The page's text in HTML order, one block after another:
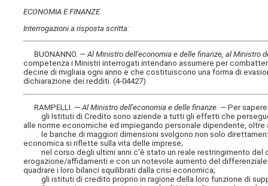
ECONOMIA E FINANZE
Interrogazioni a risposta scritta:
BUONANNO. —Al Ministro dell'economia e delle finanze, al Ministro
competenza i Ministri interrogati intendano assumere per
decine di migliaia ogni anno e che costituiscono una forma di
dichiarazione dei redditi. (4-04427)
RAMPELLI. —Al Ministro dell'economia e delle finanze . — Per
gli Istituti di Credito sono aziende a tutti gli effetti che
alle norme economiche ed impiegando personale dipendente,
le banche di maggiori dimensioni svolgono non solo
economica si riflette sulla vita delle imprese;
nel corso degli ultimi anni c’è stato un reale restringimento del
erogazione/affidamenti e con un notevole aumento del
quadrare i loro bilanci squilibrati dalla crisi economica;
gli istituti di credito proprio in ragione della loro funzione di